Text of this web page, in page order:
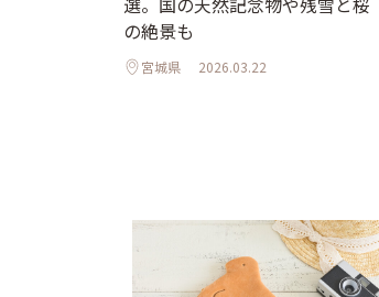
の絶景も
宮城県 2026.03.22